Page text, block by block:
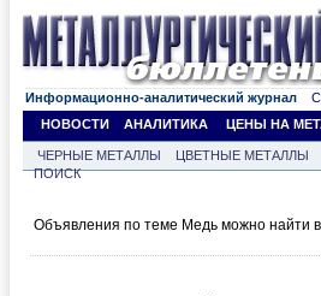
Информационно-аналитический журнал
НОВОСТИ
АНАЛИТИКА ЦЕНЫ НА
ЧЕРНЫЕ МЕТАЛЛЫ ЦВЕТНЫЕ МЕТАЛЛЫ
ПОИСК
Объявления по теме Медь можно найти